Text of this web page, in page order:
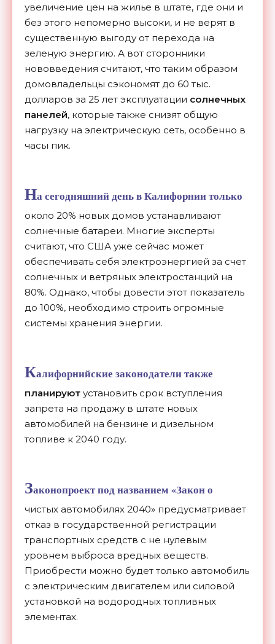
увеличение цен на жилье в штате, где они и
без этого непомерно высоки, и не верят в
существенную выгоду от перехода на
зеленую энергию. А вот сторонники
нововведения считают, что таким образом
домовладельцы сэкономят до 60 тыс.
долларов за 25 лет эксплуатации солнечных
панелей, которые также снизят общую
нагрузку на электрическую сеть, особенно в
часы пик.
На сегодняшний день в Калифорнии только
около 20% новых домов устанавливают
солнечные батареи. Многие эксперты
считают, что США уже сейчас может
обеспечивать себя электроэнергией за счет
солнечных и ветряных электростанций на
80%. Однако, чтобы довести этот показатель
до 100%, необходимо строить огромные
системы хранения энергии.
Калифорнийские законодатели также
планируют установить срок вступления
запрета на продажу в штате новых
автомобилей на бензине и дизельном
топливе к 2040 году.
Законопроект под названием «Закон о
чистых автомобилях 2040» предусматривает
отказ в государственной регистрации
транспортных средств с не нулевым
уровнем выброса вредных веществ.
Приобрести можно будет только автомобиль
с электрическим двигателем или силовой
установкой на водородных топливных
элементах.